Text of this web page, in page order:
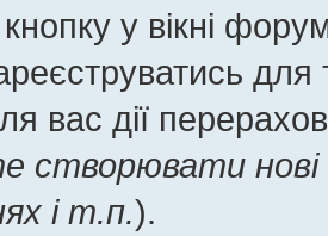
кнопку у вікні
вас дії
створювати
і т.п.).